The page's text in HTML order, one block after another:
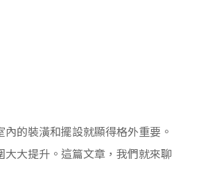
的裝潢和擺設就顯得格外重要。
大提升。這篇文章，我們就來聊